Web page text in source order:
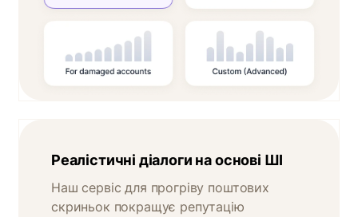
Реалістичні діалоги на основі ШІ
Наш сервіс для прогріву поштових
скриньок покращує репутацію